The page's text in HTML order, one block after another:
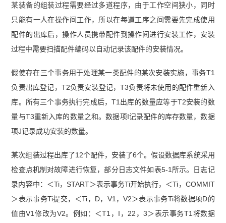
【2020-2023年软考数据库系统工程师真题汇总】
某装备的组装过程需要经过多道程序，由于工作空间狭小，同时
只能有一人在操作间工作，所以在每道工序之间需要先完成使用
配件的出库后，操作人员携带配件到操作间进行安装工作，安装
过程中需要扫描配件编码以自动记录该配件的安装情况。
假使存在三个事务用于处理某一类配件的某次安装实施，事务T1
负责出库登记，T2负责安装登记，T3负责将未使用的配件重新入
库。所有三个事务执行完成后，T1出库的数量应等于T2安装的数
量与T3重新入库的数量之和。数据项I记录配件的库存数量，数据
项J记录成功安装的数量。
某次组装过程出库了12个配件，安装了6个。假设数据库系统采用
检查点机制对故障进行恢复，部分日志文件如表5-1所示。日志记
录内容中：＜Ti，START＞表示事务Ti开始执行，＜Ti，COMMIT
＞表示事务Ti提交，＜Ti，D，V1，V2＞表示事务Ti将数据项D的
值由V1修改为V2。例如：＜T1，I，22，3＞表示事务T1将数据